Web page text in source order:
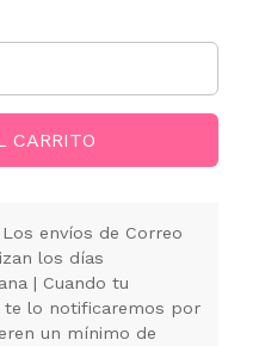
CARRITO
Los envíos de Correo
los días
| Cuando tu
te lo notificaremos por
un mínimo de